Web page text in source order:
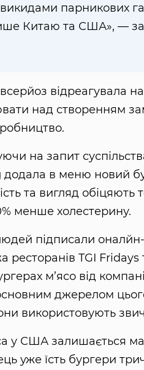
парникових
Китаю та США», —
відреагувала
над створенням
на запит
в меню новий
та вигляд обіцяють
менше холестерину.
підписали
TGI Fridays
м’ясо від
джерелом
використовують
у США залишається
уже їсть бургери